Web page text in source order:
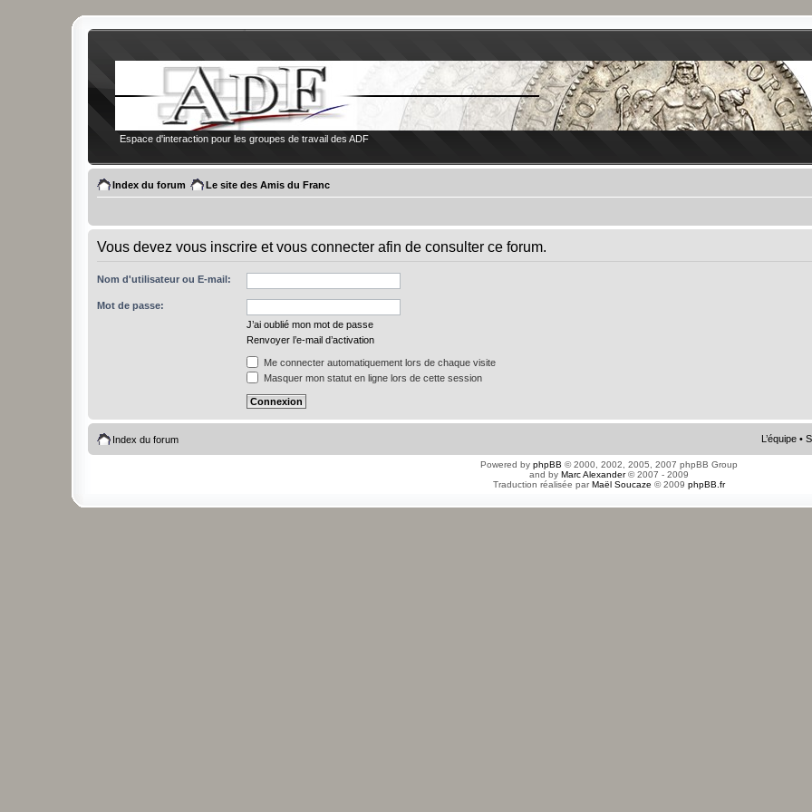
Espace d'interaction pour les groupes de travail des ADF
Index du forum Le site des Amis du Franc
Vous devez vous inscrire et vous connecter afin de consulter ce forum.
Nom d'utilisateur ou E-mail:
Mot de passe:
J’ai oublié mon mot de passe
Renvoyer l’e-mail d’activation
Me connecter automatiquement lors de chaque visite
Masquer mon statut en ligne lors de cette session
Index du forum L’équipe •
Powered by phpBB © 2000, 2002, 2005, 2007 phpBB Group
and by Marc Alexander© 2007 - 2009
Traduction réalisée parMaël Soucaze © 2009 phpBB.fr